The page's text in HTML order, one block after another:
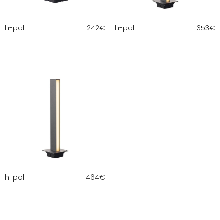
h-pol 242€ h-pol 353€
h-pol 464€